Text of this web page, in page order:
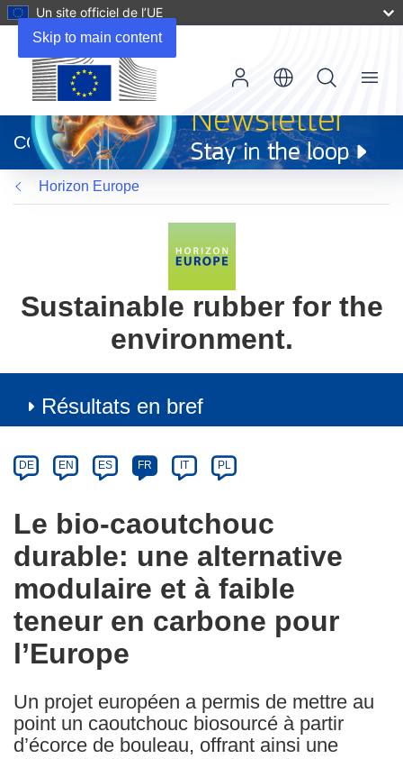
Skip to main content
Un site officiel de l’UE
dans
une
nouvelle
fenêtre)
CORDIS
Menu
Horizon Europe
Sustainable rubber for the
environment.
Résultats en bref
Category
Article
available
the
following
languages:
DE EN ES FR IT PL
Le bio-caoutchouc
durable: une alternative
modulaire et à faible
teneur en carbone pour
l’Europe
Un projet européen a permis de mettre au
point un caoutchouc biosourcé à partir
d’écorce de bouleau, offrant ainsi une